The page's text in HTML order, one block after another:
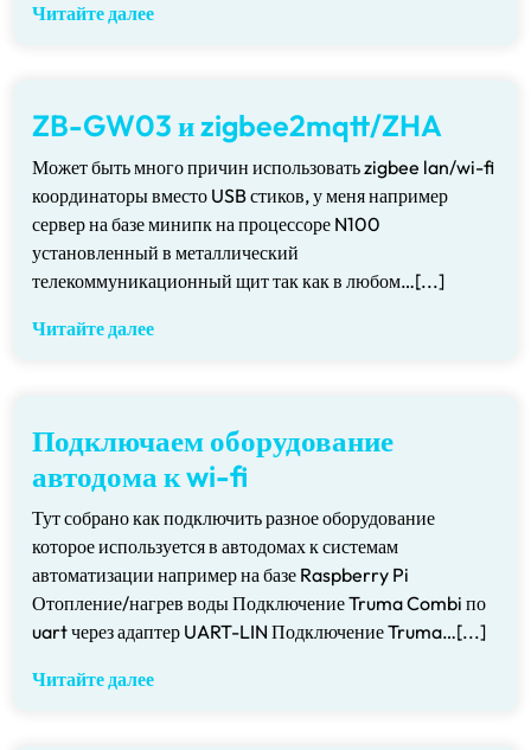
Читайте далее
ZB-GW03 и zigbee2mqtt/ZHA
Может быть много причин использовать zigbee lan/wi-fi
координаторы вместо USB стиков, у меня например
сервер на базе минипк на процессоре N100
установленный в металлический
телекоммуникационный щит так как в любом…[...]
Читайте далее
Подключаем оборудование
автодома к wi-fi
Тут собрано как подключить разное оборудование
которое используется в автодомах к системам
автоматизации например на базе Raspberry Pi
Отопление/нагрев воды Подключение Truma Combi по
uart через адаптер UART-LIN Подключение Truma…[...]
Читайте далее